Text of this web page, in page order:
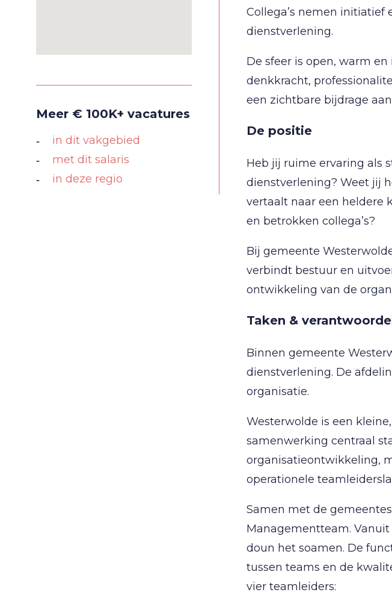
Meer € 100K+ vacatures
in dit vakgebied
met dit salaris
in deze regio
Collega’s nemen
dienstverlening.
De sfeer is open, warm
denkkracht,
een zichtbare bijdrage
De positie
Heb jij ruime ervaring als
dienstverlening? Weet jij
vertaalt naar een heldere
en betrokken collega’s?
Bij gemeente
verbindt bestuur en
ontwikkeling van de
Taken &
Binnen gemeente
dienstverlening. De
organisatie.
Westerwolde is een
samenwerking centraal
organisatieontwikkeling,
operationele
Samen met de
Managementteam.
doun het soamen. De
tussen teams en de
vier teamleiders: